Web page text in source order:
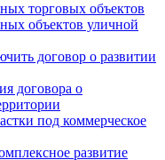
торговых объектов
объектов уличной
договор о развитии
договора о
под коммерческое
развитие